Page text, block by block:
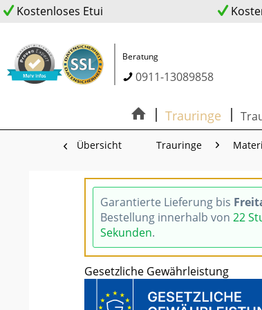
Kostenloses Etui
Beratung
0911-13089858
Trauringe
Übersicht Trauringe
Garantierte Lieferung bis
Bestellung innerhalb von 22
Sekunden.
Gesetzliche Gewährleistung